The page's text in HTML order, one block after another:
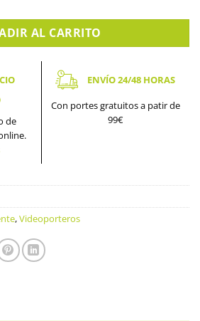
AL CARRITO
de
ENVÍO 24/48 HORAS
Con portes gratuitos a patir de
99€
,Videoporteros